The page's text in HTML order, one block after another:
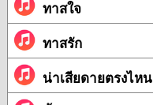
ทาสใจ
ทาสรัก
น่าเสียดายตรงไหน